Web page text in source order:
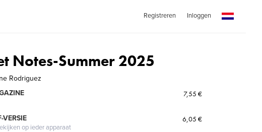
Registreren Inloggen
Notes-Summer 2025
Rodriguez
7,55 €
VERSIE
op ieder apparaat
6,05 €